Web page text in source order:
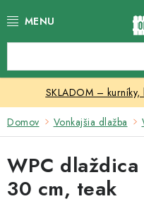
na
Skleníky
Nábytok
Chovateľské potreby
SKLADOM –
Domov Vonkajšia dlažba
WPC dlaždica
30 cm, teak